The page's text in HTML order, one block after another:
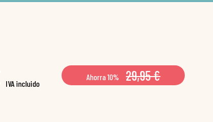
IVA incluido
Ahorra 10% 29,95 €